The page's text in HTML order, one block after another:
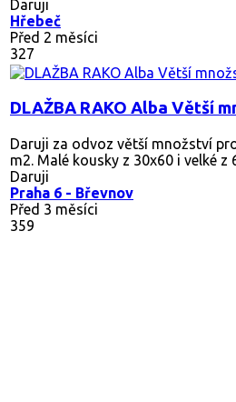
Daruji
Hřebeč
Před 2 měsíci
327
DLAŽBA RAKO Alba Větší
Daruji za odvoz větší množství
m2. Malé kousky z 30x60 i velké z
Daruji
Praha 6 - Břevnov
Před 3 měsíci
359